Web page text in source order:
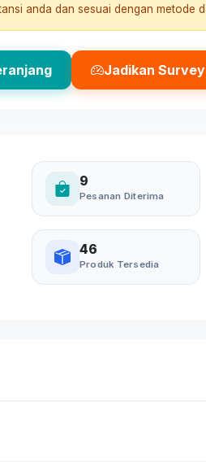
anda dan sesuai dengan metode
Jadikan
9
Pesanan Diterima
46
Produk Tersedia